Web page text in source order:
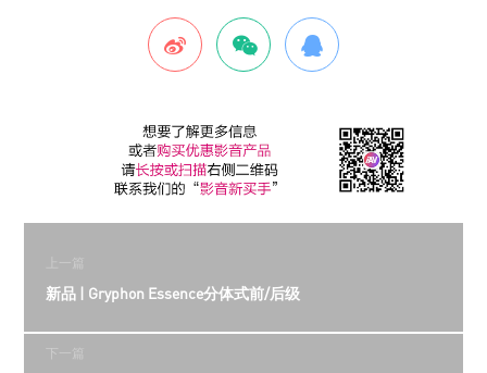
上一篇
新品 | Gryphon Essence分体式前/后级
下一篇